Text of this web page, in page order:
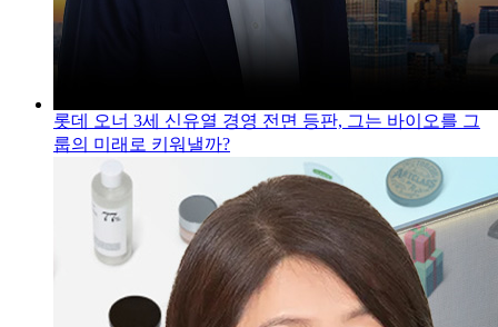
롯데 오너 3세 신유열 경영 전면 등판, 그는 바이오를 그
룹의 미래로 키워낼까?